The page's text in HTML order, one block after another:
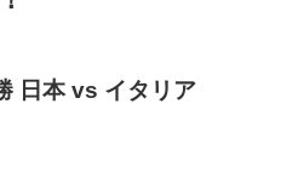
日本 vs イタリア